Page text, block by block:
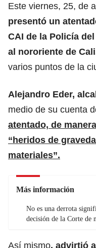
Este viernes, 25, de
presentó un
CAI de la Policía
al nororiente de
varios puntos de la
Alejandro Eder,
medio de su cuenta
atentado, de
“heridos de
materiales”.
Más información
No es una derrota
decisión de la Corte de
Así mismo, advirtió